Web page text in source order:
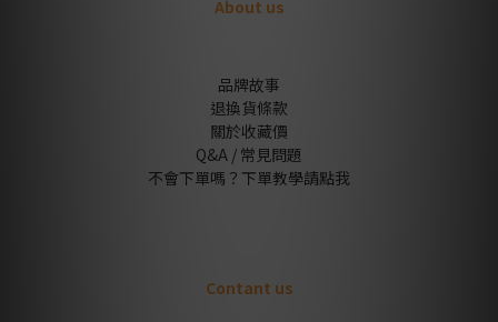
About us
品牌故事
退換貨條款
關於收藏價
Q&A / 常見問題
不會下單嗎？下單教學請點我
Contant us